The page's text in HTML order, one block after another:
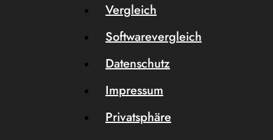
Vergleich
Softwarevergleich
Datenschutz
Impressum
Privatsphäre